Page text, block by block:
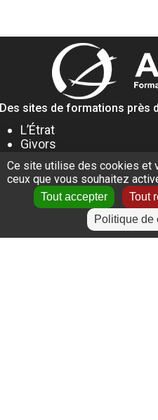
sites de formations près
L’Étrat
Givors
Villeurbanne
Lyon
Le Puy-en-Velay
Ce site utilise des cookies et
ceux que vous souhaitez
Tout accepter Tout
Politique de